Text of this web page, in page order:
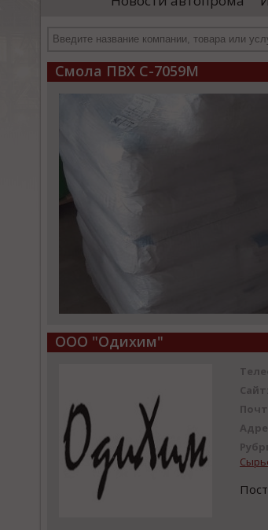
иностранными удостоверяющими центрами.
Смола ПВХ С-7059М
ООО "Одихим"
Сайт: